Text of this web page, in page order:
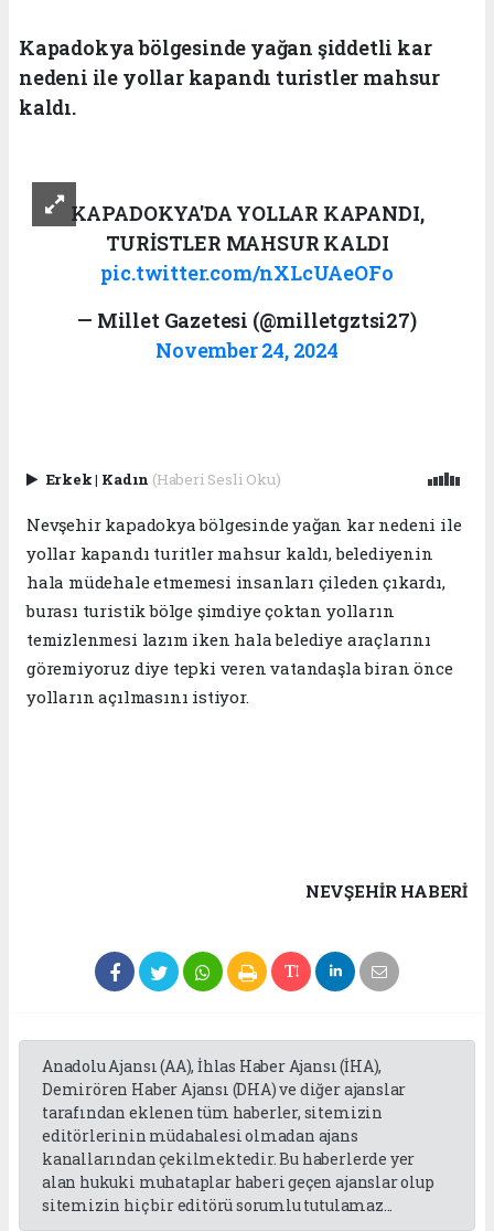
Kapadokya bölgesinde yağan şiddetli kar
nedeni ile yollar kapandı turistler mahsur
kaldı.
KAPADOKYA'DA YOLLAR KAPANDI,
TURİSTLER MAHSUR KALDI
pic.twitter.com/nXLcUAeOFo
— Millet Gazetesi (@milletgztsi27)
November 24, 2024
Erkek| Kadın (Haberi Sesli Oku)
Nevşehir kapadokya bölgesinde yağan kar nedeni ile
yollar kapandı turitler mahsur kaldı, belediyenin
hala müdehale etmemesi insanları çileden çıkardı,
burası turistik bölge şimdiye çoktan yolların
temizlenmesi lazım iken hala belediye araçlarını
göremiyoruz diye tepki veren vatandaşla biran önce
yolların açılmasını istiyor.
NEVŞEHIR HABERİ
Anadolu Ajansı (AA), İhlas Haber Ajansı (İHA),
Demirören Haber Ajansı (DHA) ve diğer ajanslar
tarafından eklenen tüm haberler, sitemizin
editörlerinin müdahalesi olmadan ajans
kanallarından çekilmektedir. Bu haberlerde yer
alan hukuki muhataplar haberi geçen ajanslar olup
sitemizin hiç bir editörü sorumlu tutulamaz...